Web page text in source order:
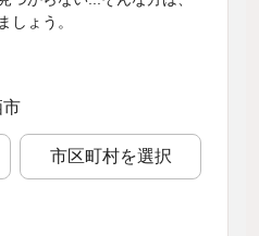
しょう。
市
市区町村を選択